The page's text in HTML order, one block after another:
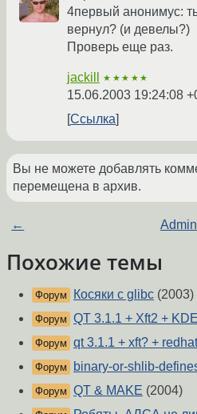
4первый анонимус:
вернул? (и девелы?)
Проверь еще раз.
jackill ★★★★★
15.06.2003 19:24:08
Ссылка
Вы не можете добавлять
перемещена в архив.
← Admin
Похожие темы
Форум Косяки с glibc (2003)
Форум QT 3.1.1 + Xft2 +
Форум qt 3.1.1 + xft? +
Форум binary-or-shlib-
Форум QT & MAKE (2004)